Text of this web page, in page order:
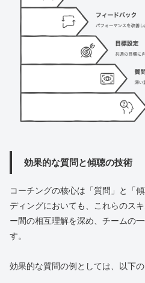
効果的な質問と傾聴の技術
コーチングの核心は「質問」と「
ディングにおいても、これらのス
ー間の相互理解を深め、チームの
す。
効果的な質問の例としては、以下